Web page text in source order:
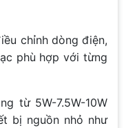
chỉnh dòng điện,
phù hợp với từng
từ 5W-7.5W-10W
bị nguồn nhỏ như